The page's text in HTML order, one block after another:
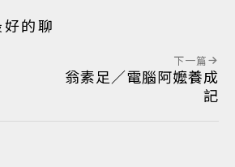
的聊
下一篇
翁素足／電腦阿嬤養成
記